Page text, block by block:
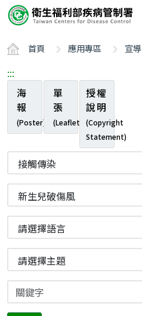
要
容
ALT+C
首頁 應用專區 宣導
:::
海
報
(Poster)
單
張
(Leaflet)
授權
說明
(Copyright
Statement)